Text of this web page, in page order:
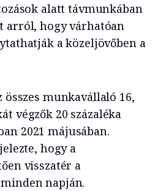
alatt távmunkában
arról, hogy várhatóan
a közeljövőben a
munkavállaló 16,
végzők 20 százaléka
2021 májusában.
hogy a
visszatér a
napján.